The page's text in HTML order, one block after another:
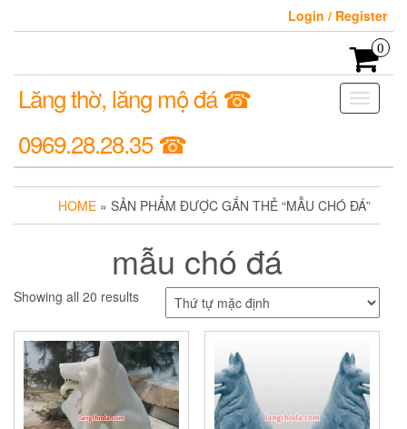
Login / Register
0
Toggle
Lăng thờ, lăng mộ đá ☎
0969.28.28.35 ☎
HOME » SẢN PHẨM ĐƯỢC GẮN THẺ “MẪU CHÓ ĐÁ”
mẫu chó đá
Showing all 20 results